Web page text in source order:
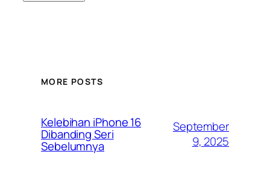
MORE POSTS
Kelebihan iPhone 16
Dibanding Seri
Sebelumnya
September
9, 2025